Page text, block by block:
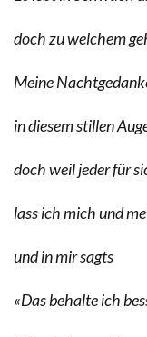
doch zu welchem
Meine
in diesem stillen
doch weil jeder für
lass ich mich und
und in mir sagts
«Das behalte ich